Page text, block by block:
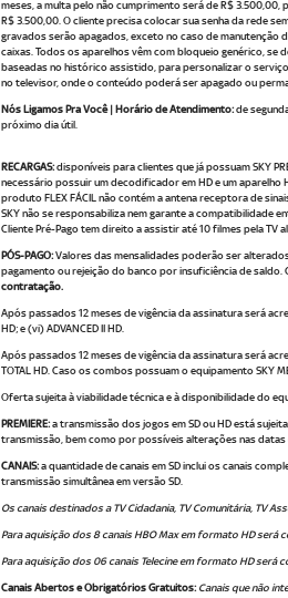
meses, a multa pelo não cumprimento será de R$
R$ 3.500,00. O cliente precisa colocar sua senha da rede
gravados serão apagados, exceto no caso de manutenção
caixas. Todos os aparelhos vêm com bloqueio genérico,
baseadas no histórico assistido, para personalizar o
no televisor, onde o conteúdo poderá ser apagado ou
Nós Ligamos Pra Você | Horário de Atendimento:de
próximo dia útil.
RECARGAS:disponíveis para clientes que já possuam SKY
necessário possuir um decodificador em HD e um aparelho
produto FLEX FÁCIL não contém a antena receptora de
SKY não se responsabiliza nem garante a compatibilidade
Cliente Pré-Pago tem direito a assistir até 10 filmes pela TV
PÓS-PAGO:Valores das mensalidades poderão ser
pagamento ou rejeição do banco por insuficiência de
contratação.
Após passados 12 meses de vigência da assinatura será
HD; e (vi) ADVANCED II HD.
Após passados 12 meses de vigência da assinatura será
TOTAL HD. Caso os combos possuam o equipamento SKY
Oferta sujeita à viabilidade técnica e à disponibilidade do
PREMIERE:a transmissão dos jogos em SD ou HD está
transmissão, bem como por possíveis alterações nas
CANAIS:a quantidade de canais em SD inclui os canais
transmissão simultânea em versão SD.
Os canais destinados a TV Cidadania, TV Comunitária, TV
Para aquisição dos 8 canais HBO Max em formato HD será
Para aquisição dos 06 canais Telecine em formato HD será
Canais Abertos e Obrigatórios Gratuitos:Canais que não